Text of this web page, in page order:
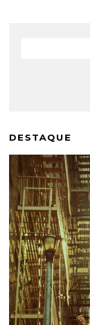
DESTAQUE